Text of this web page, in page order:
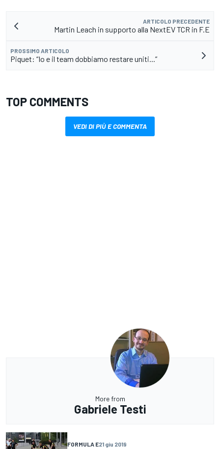
ARTICOLO PRECEDENTE
Martin Leach in supporto alla NextEV TCR in F.E
PROSSIMO ARTICOLO
Piquet: “Io e il team dobbiamo restare uniti...”
TOP COMMENTS
VEDI DI PIÙ E COMMENTA
More from
Gabriele Testi
FORMULA E21 giu 2019